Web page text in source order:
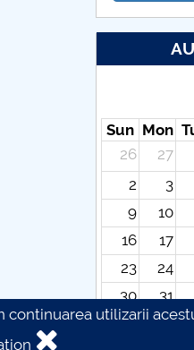
Sun Mon
26
27
2
3
9
10
16
17
23
24
30
31
utilizarii